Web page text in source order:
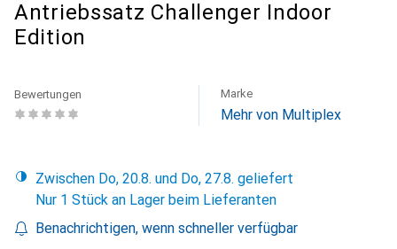
Antriebssatz Challenger Indoor
Edition
Bewertungen Marke
Mehr von Multiplex
Zwischen Do, 20.8. und Do, 27.8. geliefert
Nur 1 Stück an Lager beim Lieferanten
Benachrichtigen, wenn schneller verfügbar